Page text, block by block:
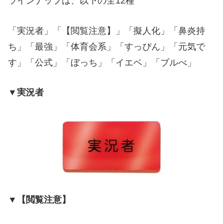
「実況者」「【閲覧注意】」「擬人化」「鼻炎持
ち」「最強」「体育会系」「すっぴん」「元気で
す」「公式」「ぼっち」「イエベ」「ブルべ」
▼実況者
▼【閲覧注意】